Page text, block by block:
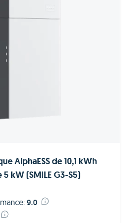
AlphaESS de 10,1 kWh
kW (SMILE G3-S5)
: 9.0